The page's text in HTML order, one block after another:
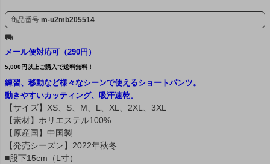
商品番号 m-u2mb205514
メール便対応可（290円）
5,000円以上ご購入で送料無料！
練習、移動など様々なシーンで使えるショートパンツ。
動きやすいカッティング、吸汗速乾。
【サイズ】XS、S、M、L、XL、2XL、3XL
【素材】ポリエステル100%
【原産国】中国製
【発売シーズン】2022年秋冬
■股下15cm（L寸）